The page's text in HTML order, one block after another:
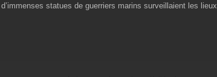
statues de guerriers marins surveillaient les lieux.